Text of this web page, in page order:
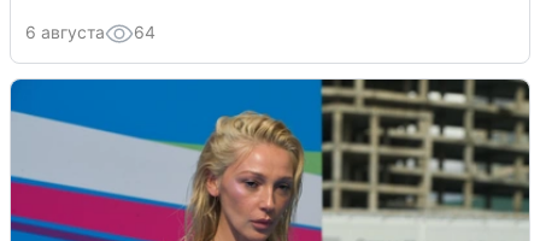
6 августа 64